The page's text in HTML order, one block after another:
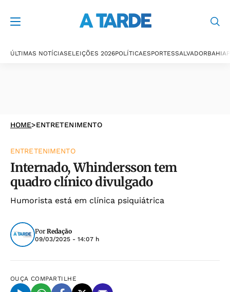
ÚLTIMAS NOTÍCIASELEIÇÕES 2026POLÍTICAESPORTESSALVADORBAHIA
HOME>ENTRETENIMENTO
ENTRETENIMENTO
Internado, Whindersson tem
quadro clínico divulgado
Humorista está em clínica psiquiátrica
Por Redação
09/03/2025 - 14:07 h
OUÇA COMPARTILHE